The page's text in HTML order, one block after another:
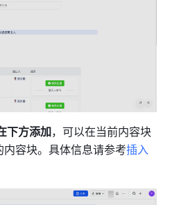
下方添加，可以在当前内容块
容块。具体信息请参考插入